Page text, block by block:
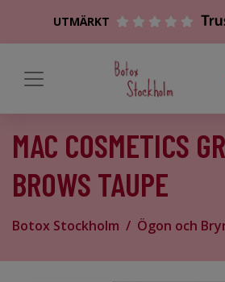
UTMÄRKT
MAC COSMETICS
BROWS TAUPE
Botox Stockholm Ögon och